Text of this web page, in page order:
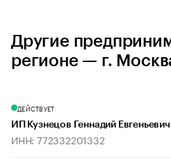
Другие
регионе — г.
ДЕЙСТВУЕТ
ИП Кузнецов Геннадий Евгеньевич
ИНН: 772332201332